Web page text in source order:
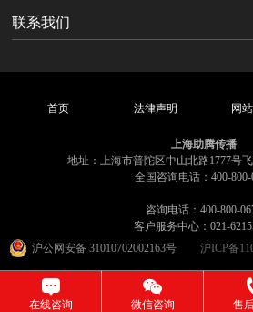
联系我们
首页 法律声明 网
上海助腾传播
地址：上海市普陀区中山北路1777号
全国咨询电话：400-800-
咨询电话：400-800-
客户服务中心：021-
沪公网安备 31010702002163号
沪ICP备
在线咨询 微信咨询 售